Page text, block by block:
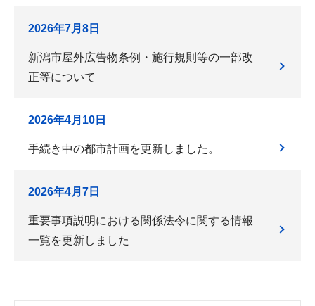
2026年7月8日
新潟市屋外広告物条例・施行規則等の一部改
正等について
2026年4月10日
手続き中の都市計画を更新しました。
2026年4月7日
重要事項説明における関係法令に関する情報
一覧を更新しました